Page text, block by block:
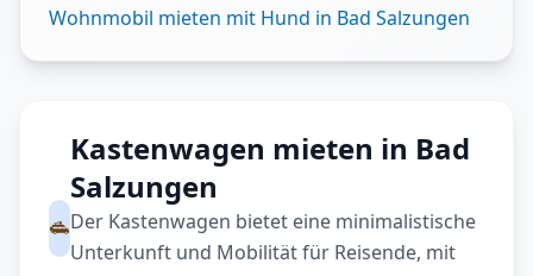
Wohnmobil mieten mit Hund in Bad Salzungen
Kastenwagen mieten in Bad
Salzungen
Der Kastenwagen bietet eine minimalistische
Unterkunft und Mobilität für Reisende, mit